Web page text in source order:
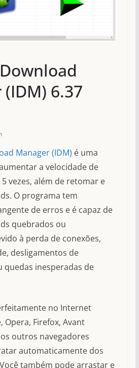
6.37
Manager (IDM) é uma
a velocidade de
vezes, além de retomar e
O programa tem
de erros e é capaz de
quebrados ou
à perda de conexões,
desligamentos de
quedas inesperadas de
no Internet
Opera, Firefox, Avant
outros navegadores
automaticamente dos
também pode arrastar e